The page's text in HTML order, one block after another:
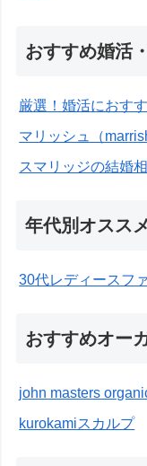
おすすめ婚活
厳選！婚活におす
マリッシュ（
スマリッジの結婚
年代別オスス
30代レディースフ
おすすめオー
john masters
kurokamiスカルプ